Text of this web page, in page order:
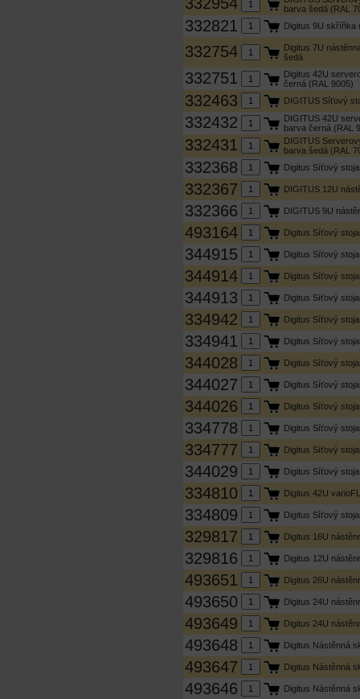
barva šedá (RAL
332821 Digitus 9U skříňka
332754
Digitus 7U
šedá
332751
Digitus 42U
černá (RAL 9005)
332463 DIGITUS Síťový
332432
DIGITUS 42U
barva černá (RAL
332431
DIGITUS
barva šedá (RAL
332368 Digitus Síťový
332367 DIGITUS 12U
332366 DIGITUS 9U
493164 Digitus Síťový
344915 Digitus Síťový
344914 Digitus Síťový
344913 Digitus Síťový
334942 Digitus Síťový
334941 Digitus Síťový
344028 Digitus Síťový
344027 Digitus Síťový
344026 Digitus Síťový
334778 Digitus Síťový
334777 Digitus Síťový
344029 Digitus Síťový
334810 Digitus 42U
334809 Digitus Síťový
329817 Digitus 16U
329816 Digitus 12U
493651 Digitus 26U
493650 Digitus 24U
493649 Digitus 24U
493648 Digitus Nástěnná
493647 Digitus Nástěnná
493646 Digitus Nástěnná